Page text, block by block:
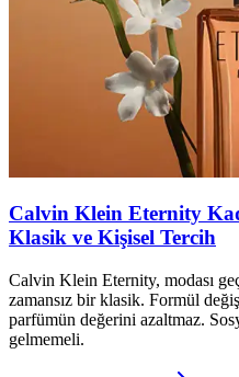
Calvin Klein Eternity
Klasik ve Kişisel Tercih
Calvin Klein Eternity, modası
zamansız bir klasik. Formül
parfümün değerini azaltmaz.
gelmemeli.